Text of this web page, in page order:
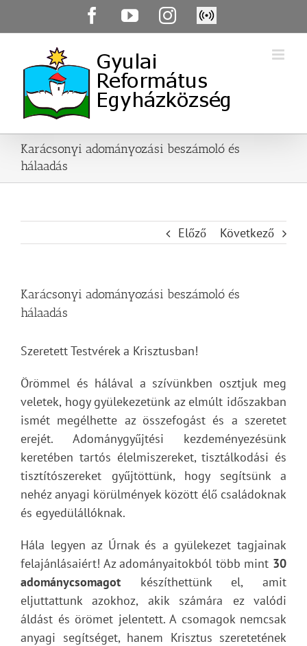
FacebookYouTubeInstagram
Élő
közvetítés
Karácsonyi adományozási beszámoló és
hálaadás
Előző Következő
Karácsonyi adományozási beszámoló és
hálaadás
Szeretett Testvérek a Krisztusban!
Örömmel és hálával a szívünkben osztjuk meg
veletek, hogy gyülekezetünk az elmúlt időszakban
ismét megélhette az összefogást és a szeretet
erejét. Adománygyűjtési kezdeményezésünk
keretében tartós élelmiszereket, tisztálkodási és
tisztítószereket gyűjtöttünk, hogy segítsünk a
nehéz anyagi körülmények között élő családoknak
és egyedülállóknak.
Hála legyen az Úrnak és a gyülekezet tagjainak
felajánlásaiért! Az adományaitokból több mint 30
adománycsomagot készíthettünk el, amit
eljuttattunk azokhoz, akik számára ez valódi
áldást és örömet jelentett. A csomagok nemcsak
anyagi segítséget, hanem Krisztus szeretetének